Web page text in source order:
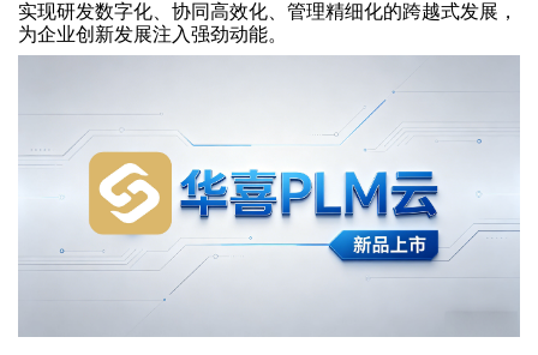
实现研发数字化、协同高效化、管理精细化的跨越式发展，
为企业创新发展注入强劲动能。